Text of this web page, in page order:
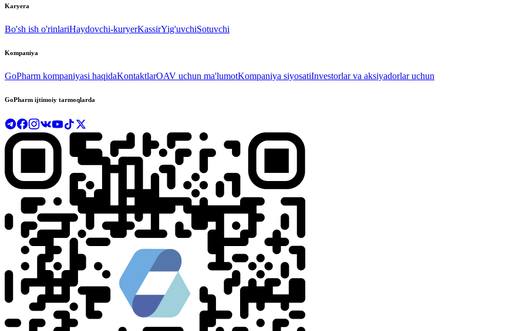
Karyera
Bo'sh ish o'rinlariHaydovchi-kuryerKassirYig'uvchiSotuvchi
Kompaniya
GoPharm kompaniyasi haqidaKontaktlarOAV uchun ma'lumotKompaniya siyosatiInvestorlar va aksiyadorlar uchun
GoPharm ijtimoiy tarmoqlarda